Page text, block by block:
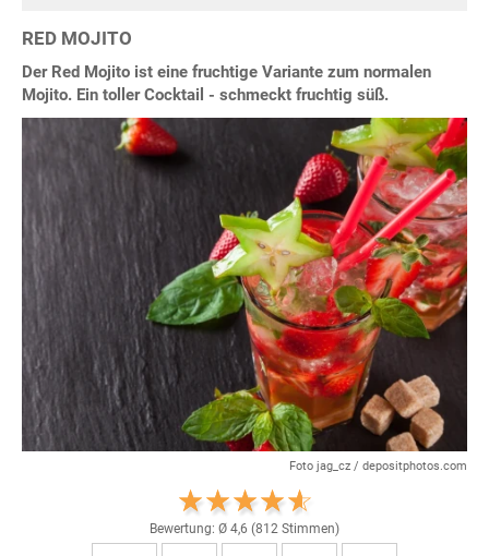
RED MOJITO
Der Red Mojito ist eine fruchtige Variante zum normalen
Mojito. Ein toller Cocktail - schmeckt fruchtig süß.
Foto jag_cz / depositphotos.com
Bewertung: Ø 4,6 (812 Stimmen)